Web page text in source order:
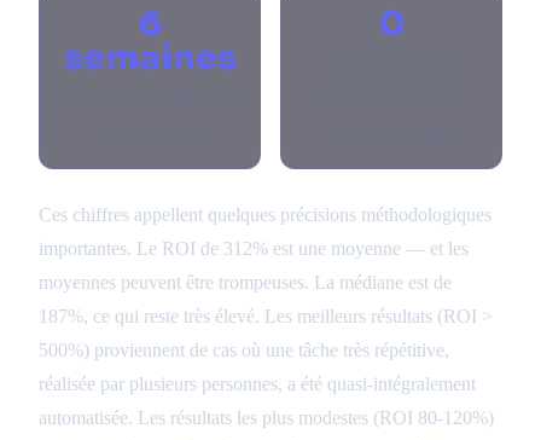
6
semaines
0
Ces chiffres appellent quelques précisions méthodologiques
importantes. Le ROI de 312% est une moyenne — et les
moyennes peuvent être trompeuses. La médiane est de
187%, ce qui reste très élevé. Les meilleurs résultats (ROI >
500%) proviennent de cas où une tâche très répétitive,
réalisée par plusieurs personnes, a été quasi-intégralement
automatisée. Les résultats les plus modestes (ROI 80-120%)